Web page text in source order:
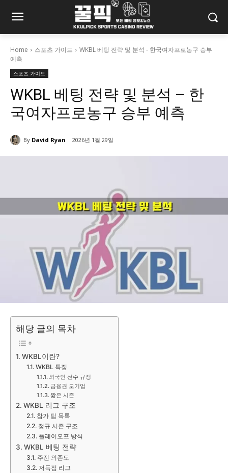
Home 스포츠 가이드
WKBL 베팅 전략 및 분석 - 한국여자프로농구 승부
예측
스포츠 가이드
WKBL 베팅 전략 및 분석 – 한
국여자프로농구 승부 예측
By David Ryan 2026년 1월 29일
해당 글의 목차
WKBL이란?
WKBL 특징
외국인 선수 규정
금융권 모기업
짧은 시즌
WKBL 리그 구조
참가 팀 목록
정규 시즌 구조
플레이오프 방식
WKBL 베팅 전략
주전 의존도
저득점 리그